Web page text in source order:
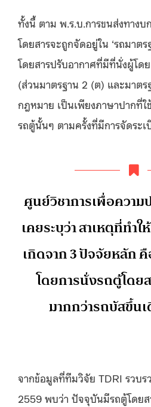
ทั้งนี้ ตาม พ.ร.บ.การขนส่งทาง
โดยสารจะถูกจัดอยู่ใน ‘รถมาต
โดยสารปรับอากาศที่มีที่นั่งผู้โด
(ส่วนมาตรฐาน 2 (ต) และมาตร
กฎหมาย เป็นเพียงภาษาปากที่ใ
รถตู้นั้นๆ ตามครั้งที่มีการจัดระเ
ศูนย์วิชาการเพื่อควา
เคยระบุว่า สาเหตุที่ทำ
เกิดจาก 3 ปัจจัยหลัก
โดยการนั่งรถตู้โดย
มากกว่ารถบัสขึ้นเ
จากข้อมูลที่ทีมวิจัย TDRI รวบร
2559 พบว่า ปัจจุบันมีรถตู้โดย